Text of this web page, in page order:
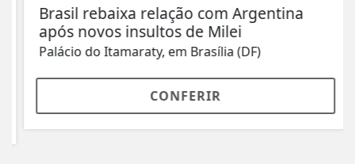
Brasil rebaixa relação com Argentina
após novos insultos de Milei
Palácio do Itamaraty, em Brasília (DF)
CONFERIR